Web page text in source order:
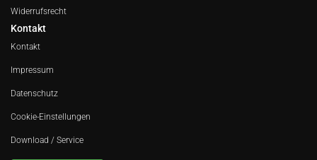
Widerrufsrecht
Kontakt
Kontakt
Impressum
Datenschutz
Cookie-Einstellungen
Download / Service